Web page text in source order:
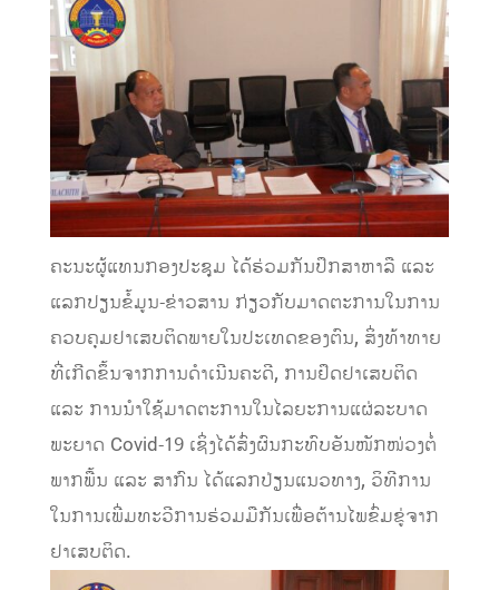
ຄະນະຜູ້ແທນກອງປະຊຸມ ໄດ້ຮ່ວມກັນປຶກສາຫາລື ແລະ
ແລກປຽນຂໍ້ມູນ-ຂ່າວສານ ກ່ຽວກັບມາດຕະການໃນການ
ຄວບຄຸມຢາເສບຕິດພາຍໃນປະເທດຂອງຕົນ, ສິ່ງທ້າທາຍ
ທີ່ເກີດຂຶ້ນຈາກການດຳເນີນຄະດີ, ການຢຶດຢາເສບຕິດ
ແລະ ການນຳໃຊ້ມາດຕະການໃນໄລຍະການແຜ່ລະບາດ
ພະຍາດ Covid-19 ເຊິ່ງໄດ້ສົ່ງຜົນກະທົບອັນໜັກໜ່ວງຕໍ່
ພາກພື້ນ ແລະ ສາກົນ ໄດ້ແລກປ່ຽນແນວທາງ, ວິທີການ
ໃນການເພີ່ມທະວີການຮ່ວມມືກັນເພື່ອຕ້ານໄພຂົ່ມຂູ່ຈາກ
ຢາເສບຕິດ.